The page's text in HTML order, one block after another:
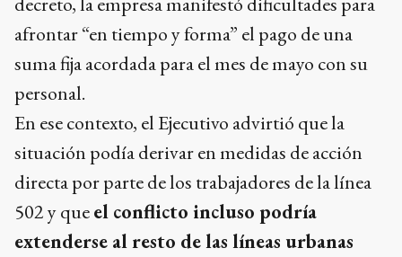
afrontar “en tiempo y forma” el pago de una
suma fija acordada para el mes de mayo con su
personal.
En ese contexto, el Ejecutivo advirtió que la
situación podía derivar en medidas de acción
directa por parte de los trabajadores de la línea
502 y queel conflicto incluso podría
extenderse al resto de las líneas urbanas